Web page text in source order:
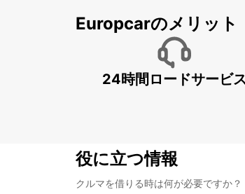
HELSINKI CITY
Europcarのメリット
24時間ロードサービ
役に立つ情報
クルマを借りる時は何が必要ですか？